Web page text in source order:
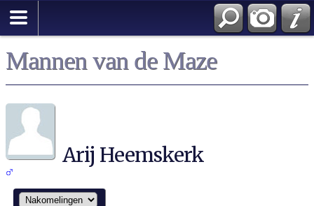
Mannen van de Maze
Arij Heemskerk